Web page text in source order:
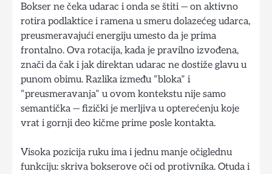
Bokser ne čeka udarac i onda se štiti — on aktivno
rotira podlaktice i ramena u smeru dolazećeg udarca,
preusmeravajući energiju umesto da je prima
frontalno. Ova rotacija, kada je pravilno izvođena,
znači da čak i jak direktan udarac ne dostiže glavu u
punom obimu. Razlika između “bloka” i
“preusmeravanja” u ovom kontekstu nije samo
semantička — fizički je merljiva u opterećenju koje
vrat i gornji deo kičme prime posle kontakta.
Visoka pozicija ruku ima i jednu manje očiglednu
funkciju: skriva bokserove oči od protivnika. Otuda i